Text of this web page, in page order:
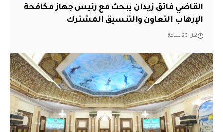
القاضي فائق زيدان يبحث مع رئيس جهاز مكافحة
الإرهاب التعاون والتنسيق المشترك
قبل 23 ساعة